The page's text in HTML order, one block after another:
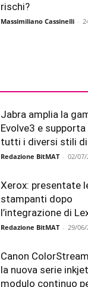
rischi?
Massimiliano Cassinelli -
Jabra amplia la
Evolve3 e
tutti i diversi stili
Redazione BitMAT - 02/07/
Xerox: presentate
stampanti dopo
l’integrazione di
Redazione BitMAT - 29/06/
Canon
la nuova serie
modulo continuo